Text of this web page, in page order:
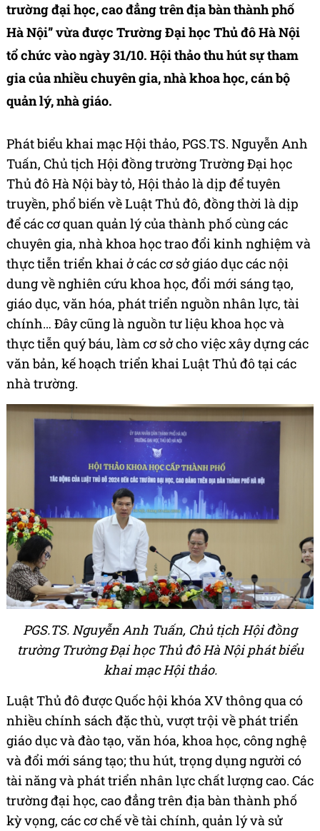
trường đại học, cao đẳng trên địa bàn thành phố
Hà Nội” vừa được Trường Đại học Thủ đô Hà Nội
tổ chức vào ngày 31/10. Hội thảo thu hút sự tham
gia của nhiều chuyên gia, nhà khoa học, cán bộ
quản lý, nhà giáo.
Phát biểu khai mạc Hội thảo, PGS.TS. Nguyễn Anh
Tuấn, Chủ tịch Hội đồng trường Trường Đại học
Thủ đô Hà Nội bày tỏ, Hội thảo là dịp để tuyên
truyền, phổ biến về Luật Thủ đô, đồng thời là dịp
để các cơ quan quản lý của thành phố cùng các
chuyên gia, nhà khoa học trao đổi kinh nghiệm và
thực tiễn triển khai ở các cơ sở giáo dục các nội
dung về nghiên cứu khoa học, đổi mới sáng tạo,
giáo dục, văn hóa, phát triển nguồn nhân lực, tài
chính… Đây cũng là nguồn tư liệu khoa học và
thực tiễn quý báu, làm cơ sở cho việc xây dựng các
văn bản, kế hoạch triển khai Luật Thủ đô tại các
nhà trường.
PGS.TS. Nguyễn Anh Tuấn, Chủ tịch Hội đồng
trường Trường Đại học Thủ đô Hà Nội phát biểu
khai mạc Hội thảo.
Luật Thủ đô được Quốc hội khóa XV thông qua có
nhiều chính sách đặc thù, vượt trội về phát triển
giáo dục và đào tạo, văn hóa, khoa học, công nghệ
và đổi mới sáng tạo; thu hút, trọng dụng người có
tài năng và phát triển nhân lực chất lượng cao. Các
trường đại học, cao đẳng trên địa bàn thành phố
kỳ vọng, các cơ chế về tài chính, quản lý và sử